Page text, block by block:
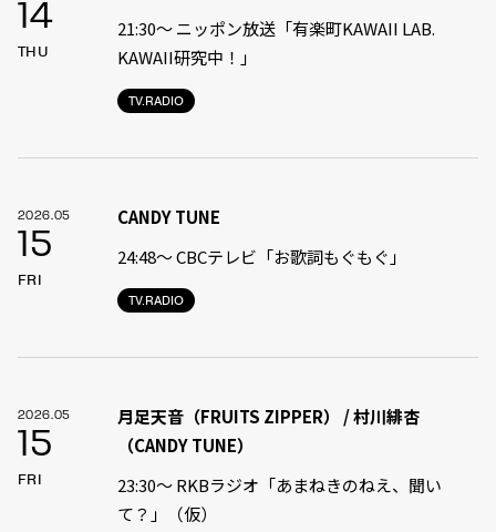
14
THU
TV.RADIO
21:30〜 ニッポン放送「有楽町KAWAII LAB.
KAWAII研究中！」
2026.05
15
FRI
TV.RADIO
CANDY TUNE
24:48〜 CBCテレビ「お歌詞もぐもぐ」
2026.05
15
FRI
月足天音（FRUITS ZIPPER） / 村川緋杏
（CANDY TUNE）
23:30〜 RKBラジオ「あまねきのねえ、聞い
て？」（仮）